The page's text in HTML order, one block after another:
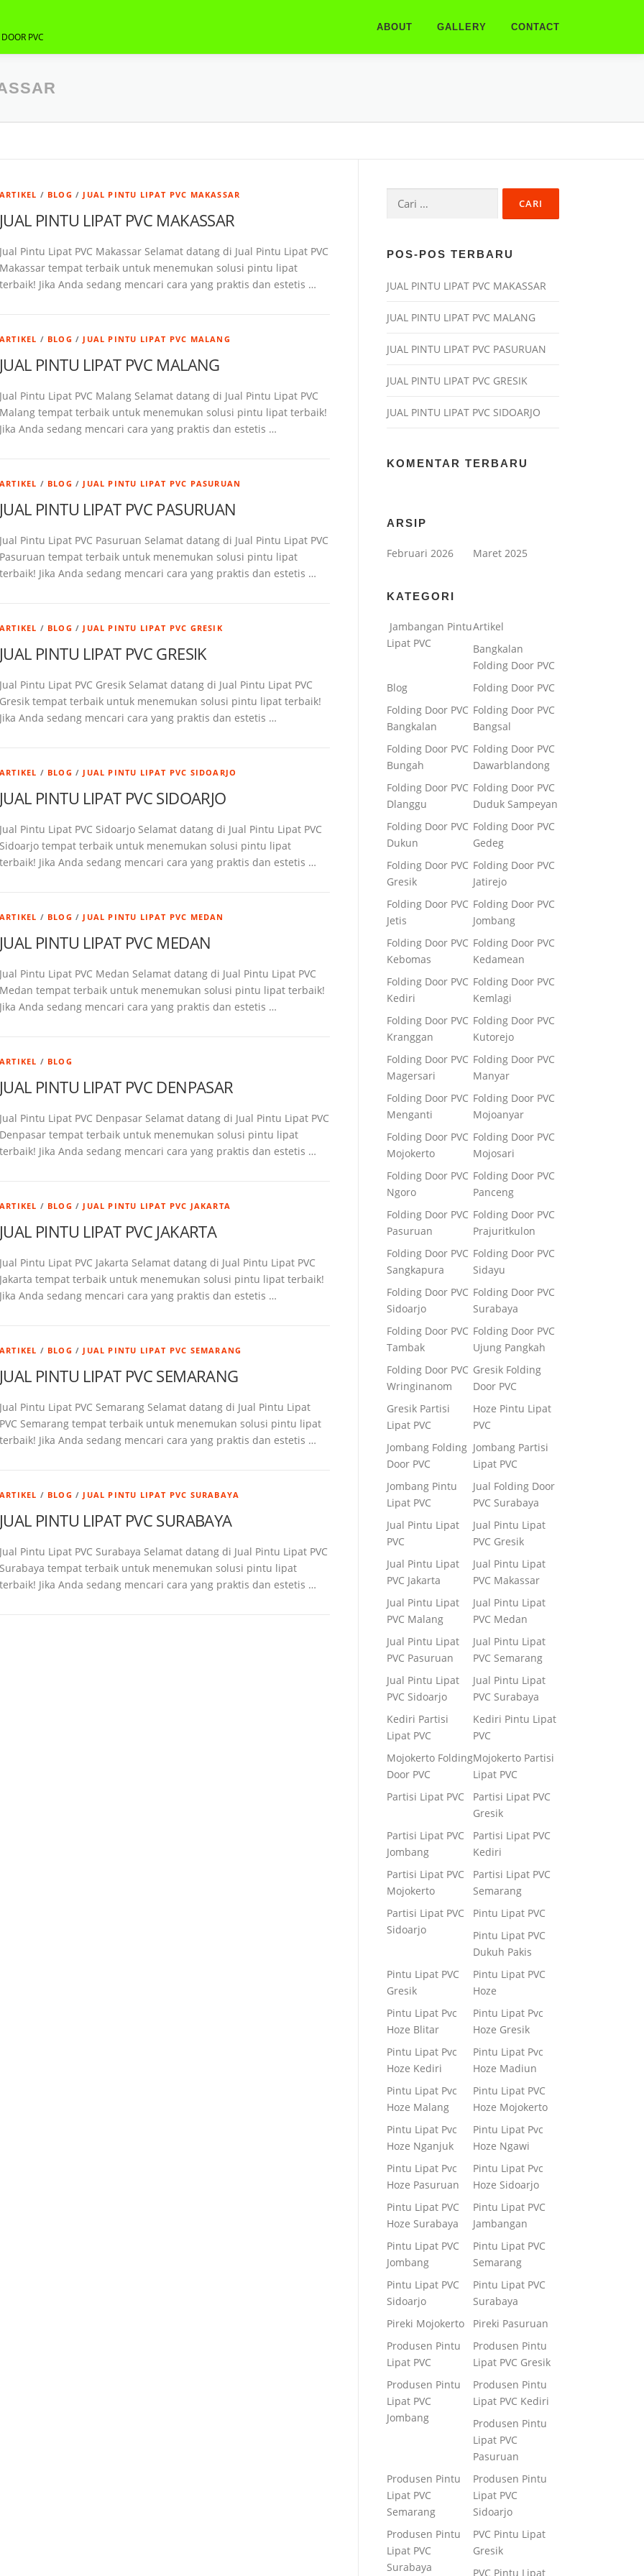
PVC
ABOUT GALLERY CONTACT
ARTIKEL / BLOG / JUAL PINTU LIPAT PVC MAKASSAR
JUAL PINTU LIPAT PVC MAKASSAR
Jual Pintu Lipat PVC Makassar Selamat datang di Jual Pintu Lipat PVC
Makassar tempat terbaik untuk menemukan solusi pintu lipat
terbaik! Jika Anda sedang mencari cara yang praktis dan estetis …
ARTIKEL / BLOG / JUAL PINTU LIPAT PVC MALANG
JUAL PINTU LIPAT PVC MALANG
Jual Pintu Lipat PVC Malang Selamat datang di Jual Pintu Lipat PVC
Malang tempat terbaik untuk menemukan solusi pintu lipat terbaik!
Jika Anda sedang mencari cara yang praktis dan estetis …
ARTIKEL / BLOG / JUAL PINTU LIPAT PVC PASURUAN
JUAL PINTU LIPAT PVC PASURUAN
Jual Pintu Lipat PVC Pasuruan Selamat datang di Jual Pintu Lipat PVC
Pasuruan tempat terbaik untuk menemukan solusi pintu lipat
terbaik! Jika Anda sedang mencari cara yang praktis dan estetis …
ARTIKEL / BLOG / JUAL PINTU LIPAT PVC GRESIK
JUAL PINTU LIPAT PVC GRESIK
Jual Pintu Lipat PVC Gresik Selamat datang di Jual Pintu Lipat PVC
Gresik tempat terbaik untuk menemukan solusi pintu lipat terbaik!
Jika Anda sedang mencari cara yang praktis dan estetis …
ARTIKEL / BLOG / JUAL PINTU LIPAT PVC SIDOARJO
JUAL PINTU LIPAT PVC SIDOARJO
Jual Pintu Lipat PVC Sidoarjo Selamat datang di Jual Pintu Lipat PVC
Sidoarjo tempat terbaik untuk menemukan solusi pintu lipat
terbaik! Jika Anda sedang mencari cara yang praktis dan estetis …
ARTIKEL / BLOG / JUAL PINTU LIPAT PVC MEDAN
JUAL PINTU LIPAT PVC MEDAN
Jual Pintu Lipat PVC Medan Selamat datang di Jual Pintu Lipat PVC
Medan tempat terbaik untuk menemukan solusi pintu lipat terbaik!
Jika Anda sedang mencari cara yang praktis dan estetis …
ARTIKEL / BLOG
JUAL PINTU LIPAT PVC DENPASAR
Jual Pintu Lipat PVC Denpasar Selamat datang di Jual Pintu Lipat PVC
Denpasar tempat terbaik untuk menemukan solusi pintu lipat
terbaik! Jika Anda sedang mencari cara yang praktis dan estetis …
ARTIKEL / BLOG / JUAL PINTU LIPAT PVC JAKARTA
JUAL PINTU LIPAT PVC JAKARTA
Jual Pintu Lipat PVC Jakarta Selamat datang di Jual Pintu Lipat PVC
Jakarta tempat terbaik untuk menemukan solusi pintu lipat terbaik!
Jika Anda sedang mencari cara yang praktis dan estetis …
ARTIKEL / BLOG / JUAL PINTU LIPAT PVC SEMARANG
JUAL PINTU LIPAT PVC SEMARANG
Jual Pintu Lipat PVC Semarang Selamat datang di Jual Pintu Lipat
PVC Semarang tempat terbaik untuk menemukan solusi pintu lipat
terbaik! Jika Anda sedang mencari cara yang praktis dan estetis …
ARTIKEL / BLOG / JUAL PINTU LIPAT PVC SURABAYA
JUAL PINTU LIPAT PVC SURABAYA
Jual Pintu Lipat PVC Surabaya Selamat datang di Jual Pintu Lipat PVC
Surabaya tempat terbaik untuk menemukan solusi pintu lipat
terbaik! Jika Anda sedang mencari cara yang praktis dan estetis …
untuk:
POS-POS TERBARU
JUAL PINTU LIPAT PVC MAKASSAR
JUAL PINTU LIPAT PVC MALANG
JUAL PINTU LIPAT PVC PASURUAN
JUAL PINTU LIPAT PVC GRESIK
JUAL PINTU LIPAT PVC SIDOARJO
KOMENTAR TERBARU
ARSIP
Februari 2026 Maret 2025
KATEGORI
Jambangan Pintu
Lipat PVC
Artikel
Bangkalan
Folding Door PVC
Blog
Folding Door PVC
Folding Door PVC
Bangkalan
Folding Door PVC
Bangsal
Folding Door PVC
Bungah
Folding Door PVC
Dawarblandong
Folding Door PVC
Dlanggu
Folding Door PVC
Duduk Sampeyan
Folding Door PVC
Dukun
Folding Door PVC
Gedeg
Folding Door PVC
Gresik
Folding Door PVC
Jatirejo
Folding Door PVC
Jetis
Folding Door PVC
Jombang
Folding Door PVC
Kebomas
Folding Door PVC
Kedamean
Folding Door PVC
Kediri
Folding Door PVC
Kemlagi
Folding Door PVC
Kranggan
Folding Door PVC
Kutorejo
Folding Door PVC
Magersari
Folding Door PVC
Manyar
Folding Door PVC
Menganti
Folding Door PVC
Mojoanyar
Folding Door PVC
Mojokerto
Folding Door PVC
Mojosari
Folding Door PVC
Ngoro
Folding Door PVC
Panceng
Folding Door PVC
Pasuruan
Folding Door PVC
Prajuritkulon
Folding Door PVC
Sangkapura
Folding Door PVC
Sidayu
Folding Door PVC
Sidoarjo
Folding Door PVC
Surabaya
Folding Door PVC
Tambak
Folding Door PVC
Ujung Pangkah
Folding Door PVC
Wringinanom
Gresik Folding
Door PVC
Gresik Partisi
Lipat PVC
Hoze Pintu Lipat
PVC
Jombang Folding
Door PVC
Jombang Partisi
Lipat PVC
Jombang Pintu
Lipat PVC
Jual Folding Door
PVC Surabaya
Jual Pintu Lipat
PVC
Jual Pintu Lipat
PVC Gresik
Jual Pintu Lipat
PVC Jakarta
Jual Pintu Lipat
PVC Makassar
Jual Pintu Lipat
PVC Malang
Jual Pintu Lipat
PVC Medan
Jual Pintu Lipat
PVC Pasuruan
Jual Pintu Lipat
PVC Semarang
Jual Pintu Lipat
PVC Sidoarjo
Jual Pintu Lipat
PVC Surabaya
Kediri Partisi
Lipat PVC
Kediri Pintu Lipat
PVC
Mojokerto Folding
Door PVC
Mojokerto Partisi
Lipat PVC
Partisi Lipat PVC
Partisi Lipat PVC
Gresik
Partisi Lipat PVC
Jombang
Partisi Lipat PVC
Kediri
Partisi Lipat PVC
Mojokerto
Partisi Lipat PVC
Semarang
Partisi Lipat PVC
Sidoarjo
Pintu Lipat PVC
Pintu Lipat PVC
Dukuh Pakis
Pintu Lipat PVC
Gresik
Pintu Lipat PVC
Hoze
Pintu Lipat Pvc
Hoze Blitar
Pintu Lipat Pvc
Hoze Gresik
Pintu Lipat Pvc
Hoze Kediri
Pintu Lipat Pvc
Hoze Madiun
Pintu Lipat Pvc
Hoze Malang
Pintu Lipat PVC
Hoze Mojokerto
Pintu Lipat Pvc
Hoze Nganjuk
Pintu Lipat Pvc
Hoze Ngawi
Pintu Lipat Pvc
Hoze Pasuruan
Pintu Lipat Pvc
Hoze Sidoarjo
Pintu Lipat PVC
Hoze Surabaya
Pintu Lipat PVC
Jambangan
Pintu Lipat PVC
Jombang
Pintu Lipat PVC
Semarang
Pintu Lipat PVC
Sidoarjo
Pintu Lipat PVC
Surabaya
Pireki Mojokerto
Pireki Pasuruan
Produsen Pintu
Lipat PVC
Produsen Pintu
Lipat PVC Gresik
Produsen Pintu
Lipat PVC
Jombang
Produsen Pintu
Lipat PVC Kediri
Produsen Pintu
Lipat PVC
Pasuruan
Produsen Pintu
Lipat PVC
Semarang
Produsen Pintu
Lipat PVC
Sidoarjo
Produsen Pintu
Lipat PVC
Surabaya
PVC Pintu Lipat
Gresik
PVC Pintu Lipat